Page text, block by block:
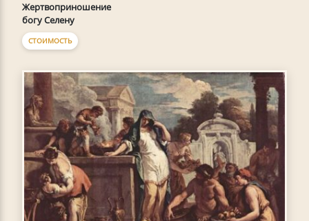
Жертвоприношение
богу Селену
СТОИМОСТЬ